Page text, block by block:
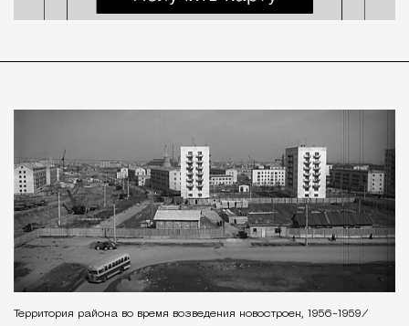
Территория района во время возведения новостроек, 1956-1959/